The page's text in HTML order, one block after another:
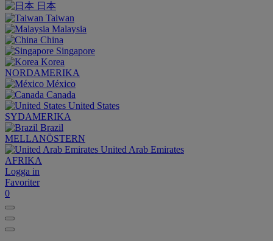
日本
Taiwan
Malaysia
China
Singapore
Korea
NORDAMERIKA
México
Canada
United States
SYDAMERIKA
Brazil
MELLANÖSTERN
United Arab Emirates
AFRIKA
Logga in
Favoriter
0